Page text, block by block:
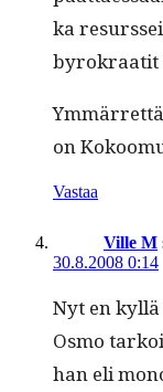
ka
byrokraatit
on
Vastaa
Ville M
30.8.2008 0:14
Nyt en
Osmo
han eli